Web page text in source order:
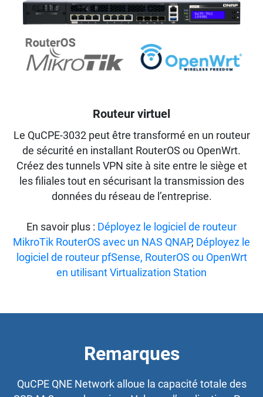
Routeur virtuel
Le QuCPE-3032 peut être transformé en un routeur
de sécurité en installant RouterOS ou OpenWrt.
Créez des tunnels VPN site à site entre le siège et
les filiales tout en sécurisant la transmission des
données du réseau de l’entreprise.
En savoir plus : Déployez le logiciel de routeur
MikroTik RouterOS avec un NAS QNAP, Déployez le
logiciel de routeur pfSense, RouterOS ou OpenWrt
en utilisant Virtualization Station
Remarques
QuCPE QNE Network alloue la capacité totale des